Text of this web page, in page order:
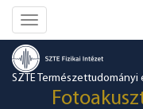
Toggle
navigation
SZTE Természettudományi